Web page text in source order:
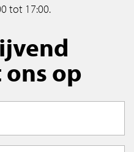
tot 17:00.
op